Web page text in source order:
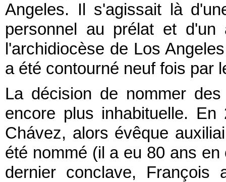
Angeles. Il s'agissait là
personnel au prélat et d'un
l'archidiocèse de Los
a été contourné neuf fois par
La décision de nommer
encore plus inhabituelle.
Chávez, alors évêque
été nommé (il a eu 80 ans
dernier conclave,